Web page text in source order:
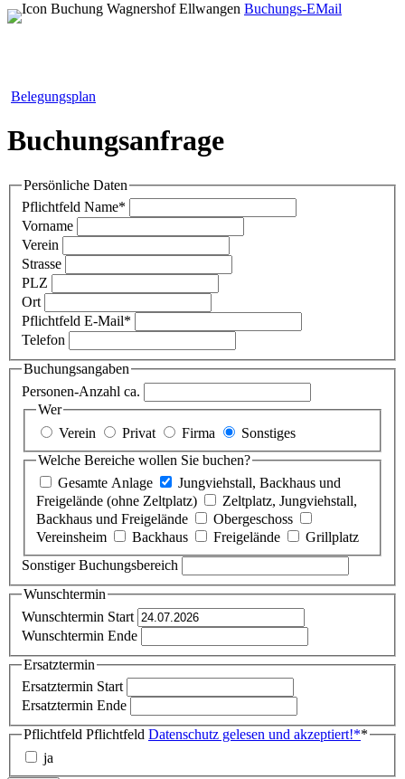
Buchungs-EMail
Belegungsplan
Buchungsanfrage
Persönliche Daten
Pflichtfeld Name*
Vorname
Verein
Strasse
PLZ
Ort
Pflichtfeld E-Mail*
Telefon
Buchungsangaben
Personen-Anzahl ca.
Wer
Verein
Privat Firma
Sonstiges
Welche Bereiche wollen Sie buchen?
Gesamte Anlage
Jungviehstall, Backhaus und
Freigelände (ohne Zeltplatz)
Zeltplatz, Jungviehstall,
Backhaus und Freigelände
Obergeschoss
Vereinsheim
Backhaus Freigelände
Grillplatz
Sonstiger Buchungsbereich
Wunschtermin
Wunschtermin Start
Wunschtermin Ende
Ersatztermin
Ersatztermin Start
Ersatztermin Ende
Pflichtfeld Pflichtfeld Datenschutz gelesen und akzeptiert!**
ja